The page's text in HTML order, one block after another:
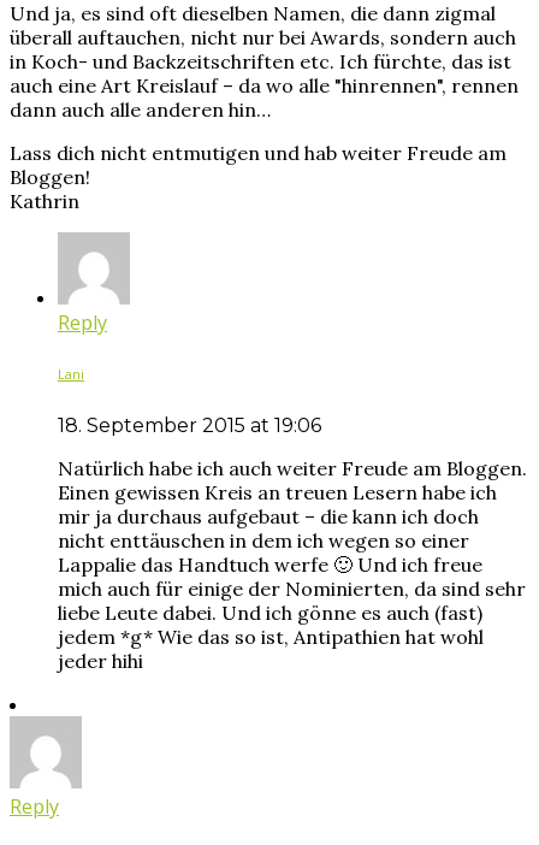
Und ja, es sind oft dieselben Namen, die dann zigmal
überall auftauchen, nicht nur bei Awards, sondern auch
in Koch- und Backzeitschriften etc. Ich fürchte, das ist
auch eine Art Kreislauf – da wo alle "hinrennen", rennen
dann auch alle anderen hin…
Lass dich nicht entmutigen und hab weiter Freude am
Bloggen!
Kathrin
Reply
Lani
18. September 2015 at 19:06
Natürlich habe ich auch weiter Freude am Bloggen.
Einen gewissen Kreis an treuen Lesern habe ich
mir ja durchaus aufgebaut – die kann ich doch
nicht enttäuschen in dem ich wegen so einer
Lappalie das Handtuch werfe 🙂 Und ich freue
mich auch für einige der Nominierten, da sind sehr
liebe Leute dabei. Und ich gönne es auch (fast)
jedem *g* Wie das so ist, Antipathien hat wohl
jeder hihi
Reply